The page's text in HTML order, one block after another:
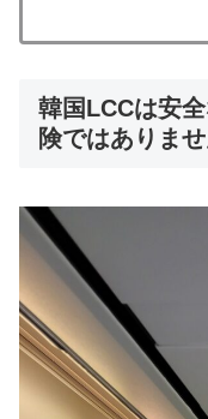
韓国LCCは安
険ではありま